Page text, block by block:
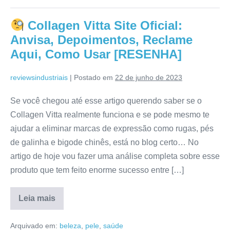
Anvisa,
[RESENHA]
Collagen Vitta Site Oficial:
Anvisa, Depoimentos, Reclame
Aqui, Como Usar [RESENHA]
reviewsindustriais | Postado em 22 de junho de 2023
Se você chegou até esse artigo querendo saber se o
Collagen Vitta realmente funciona e se pode mesmo te
ajudar a eliminar marcas de expressão como rugas, pés
de galinha e bigode chinês, está no blog certo… No
artigo de hoje vou fazer uma análise completa sobre esse
produto que tem feito enorme sucesso entre […]
Leia mais
Collagen
Site
Arquivado em: beleza pele saúde